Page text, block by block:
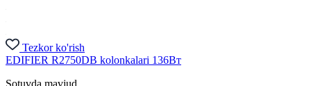
Tezkor ko'rish
EDIFIER R2750DB kolonkalari 136Вт
Sotuvda mavjud